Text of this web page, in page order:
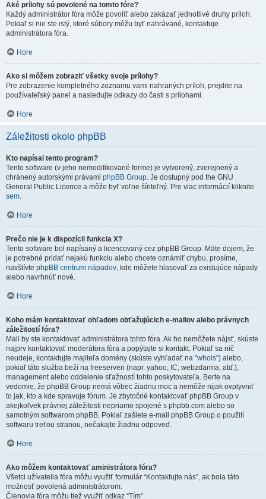
Aké prílohy sú povolené na tomto fóre?
Každý administrátor fóra môže povoliť alebo zakázať jednotlivé druhy príloh.
Pokiaľ si nie ste istý, ktoré súbory môžu byť nahrávané, kontaktuje
administrátora fóra.
Hore
Ako si môžem zobraziť všetky svoje prílohy?
Pre zobrazenie kompletného zoznamu vami nahraných príloh, prejdite na
používateľský panel a nasledujte odkazy do časti s prílohami.
Hore
Záležitosti okolo phpBB
Kto napísal tento program?
Tento software (v jeho nemodifikované forme) je vytvorený, zverejnený a
chránený autorskými právami phpBB Group. Je dostupný pod the GNU
General Public Licence a môže byť voľne šíriteľný. Pre viac informácií kliknite
sem.
Hore
Prečo nie je k dispozícii funkcia X?
Tento software bol napísaný a licencovaný cez phpBB Group. Máte dojem, že
je potrebné pridať nejakú funkciu alebo chcete oznámiť chybu, prosíme,
navštívte phpBB centrum nápadov, kde môžete hlasovať za existujúce nápady
alebo navrhnúť nové.
Hore
Koho mám kontaktovať ohľadom obťažujúcich e-mailov alebo právnych
záležitostí fóra?
Mali by ste kontaktovať administrátora tohto fóra. Ak ho nemôžete nájsť, skúste
najprv kontaktovať moderátora fóra a popýtajte si kontakt. Pokiaľ sa nič
neudeje, kontaktujte majiteľa domény (skúste vyhľadať na "whois") alebo,
pokiaľ táto služba beží na freeserveri (napr. yahoo, IC, webzdarma, atď.),
management alebo oddelenie sťažností tohto poskytovateľa. Berte na
vedomie, že phpBB Group nemá vôbec žiadnu moc a nemôže nijak ovplyvniť
to jak, kto a kde spravuje fórum. Je zbytočné kontaktovať phpBB Group v
akejkoľvek právnej záležitosti nepriamo spojené s phpbb.com alebo so
samotným softwarom phpBB. Pokiaľ zašlete e-mail phpBB Group o použití
softwaru treťou stranou, nečakajte žiadnu odpoveď.
Hore
Ako môžem kontaktovať aministrátora fóra?
Všetci užívatelia fóra môžu využiť formulár “Kontaktujte nás”, ak bola táto
možnosť povolená administrátorom.
Členovia fóra môžu tiež využiť odkaz “Tím”.